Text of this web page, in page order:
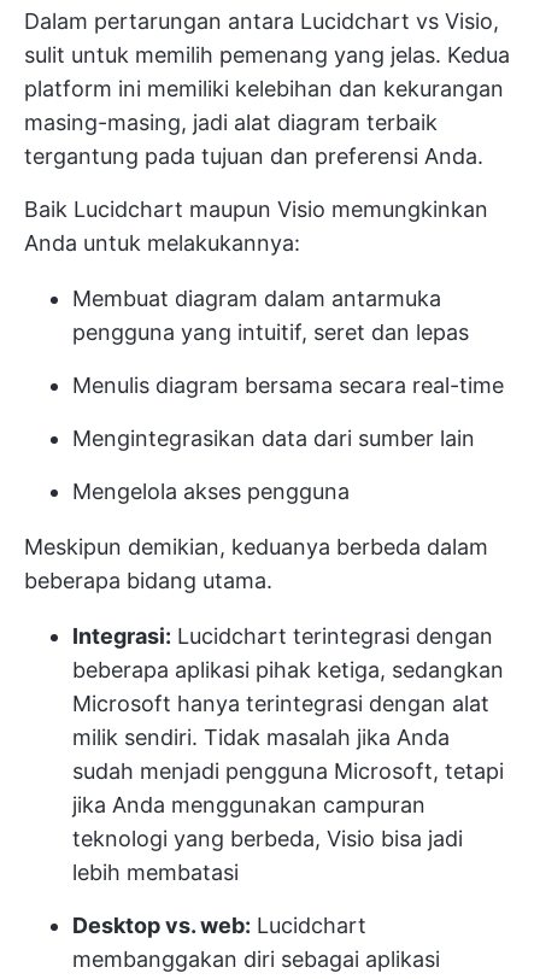
Dalam pertarungan antara Lucidchart vs Visio,
sulit untuk memilih pemenang yang jelas. Kedua
platform ini memiliki kelebihan dan kekurangan
masing-masing, jadi alat diagram terbaik
tergantung pada tujuan dan preferensi Anda.
Baik Lucidchart maupun Visio memungkinkan
Anda untuk melakukannya:
Membuat diagram dalam antarmuka
pengguna yang intuitif, seret dan lepas
Menulis diagram bersama secara real-time
Mengintegrasikan data dari sumber lain
Mengelola akses pengguna
Meskipun demikian, keduanya berbeda dalam
beberapa bidang utama.
Integrasi: Lucidchart terintegrasi dengan
beberapa aplikasi pihak ketiga, sedangkan
Microsoft hanya terintegrasi dengan alat
milik sendiri. Tidak masalah jika Anda
sudah menjadi pengguna Microsoft, tetapi
jika Anda menggunakan campuran
teknologi yang berbeda, Visio bisa jadi
lebih membatasi
Desktop vs. web: Lucidchart
membanggakan diri sebagai aplikasi